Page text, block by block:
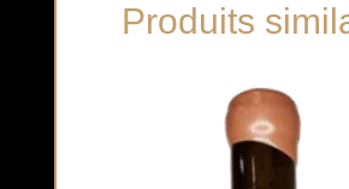
Produits